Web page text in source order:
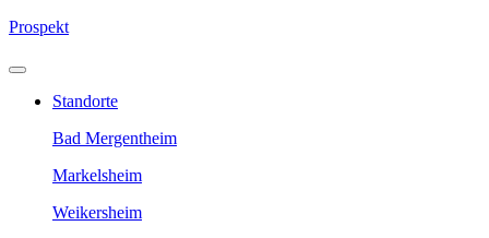
Prospekt
Standorte
Bad Mergentheim
Markelsheim
Weikersheim